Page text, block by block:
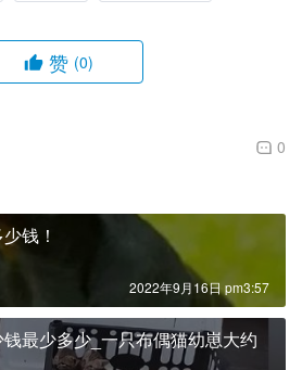
赞 (0)
0
钱！
2022年9月16日 pm3:57
最少多少_一只布偶猫幼崽大约